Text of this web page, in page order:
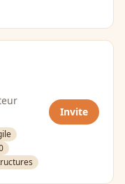
Invite